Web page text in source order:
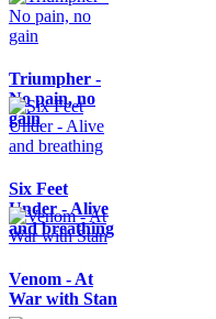
Triumpher -
No pain, no
gain
Six Feet
Under - Alive
and breathing
Venom - At
War with Stan